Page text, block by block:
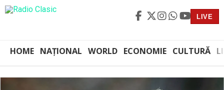
LIVE
HOME NAȚIONAL WORLD ECONOMIE CULTURĂ